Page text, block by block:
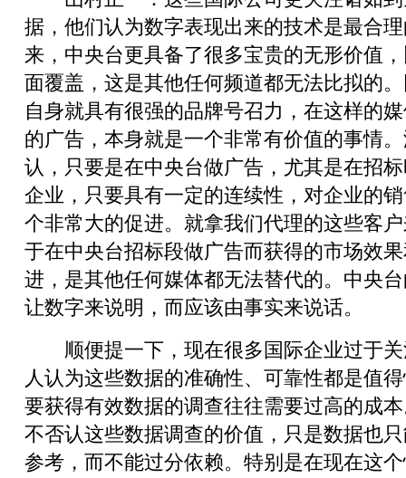
据，他们认为数字表现出来的技术是最合
来，中央台更具备了很多宝贵的无形价值
面覆盖，这是其他任何频道都无法比拟的
自身就具有很强的品牌号召力，在这样的
的广告，本身就是一个非常有价值的事情
认，只要是在中央台做广告，尤其是在招
企业，只要具有一定的连续性，对企业的
个非常大的促进。就拿我们代理的这些客
于在中央台招标段做广告而获得的市场效
进，是其他任何媒体都无法替代的。中央
让数字来说明，而应该由事实来说话。
顺便提一下，现在很多国际企业过于关
人认为这些数据的准确性、可靠性都是值
要获得有效数据的调查往往需要过高的成
不否认这些数据调查的价值，只是数据也
参考，而不能过分依赖。特别是在现在这